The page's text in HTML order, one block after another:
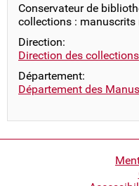
Conservateur de
collections : manuscrits
Direction:
Direction des collections
Département:
Département des